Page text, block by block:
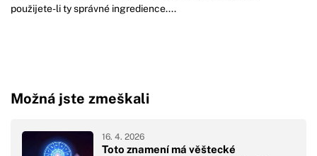
použijete-li ty správné ingredience....
Možná jste zmeškali
Toto znamení má věštecké
16. 4. 2026